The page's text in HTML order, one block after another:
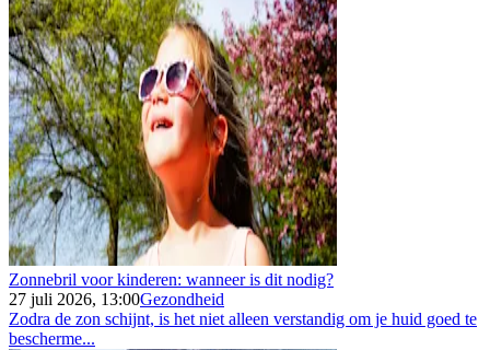
Zonnebril voor kinderen: wanneer is dit nodig?
27 juli 2026, 13:00Gezondheid
Zodra de zon schijnt, is het niet alleen verstandig om je huid goed te
bescherme...